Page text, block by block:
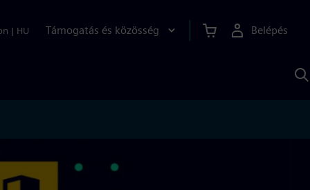
| HU Támogatás és közösség Belépés